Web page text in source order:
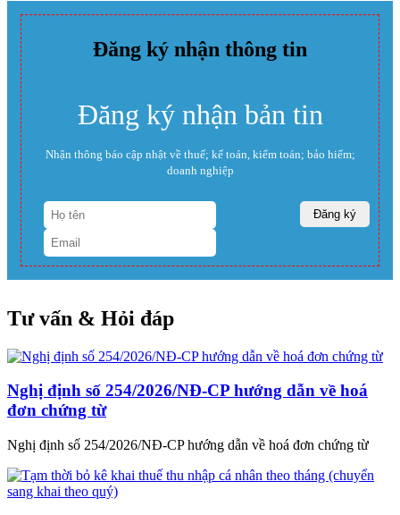
Đăng ký nhận thông tin
Đăng ký nhận bản tin
Nhận thông báo cập nhật về thuế; kế toán, kiểm toán; bảo hiểm;
doanh nghiệp
Tư vấn & Hỏi đáp
Nghị định số 254/2026/NĐ-CP hướng dẫn về hoá
đơn chứng từ
Nghị định số 254/2026/NĐ-CP hướng dẫn về hoá đơn chứng từ